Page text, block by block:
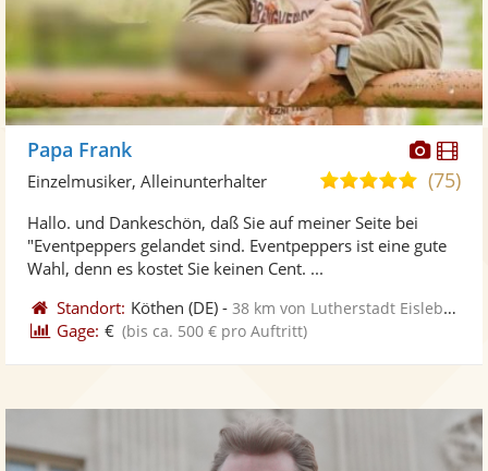
Papa Frank
4,9
5
Sternen
(75)
Einzelmusiker, Alleinunterhalter
Hallo. und Dankeschön, daß Sie auf meiner Seite bei
"Eventpeppers gelandet sind. Eventpeppers ist eine gute
Wahl, denn es kostet Sie keinen Cent. ...
Standort: Köthen (DE) -38 km von Lutherstadt Eisleben
Gage: € (bis ca. 500 € pro Auftritt)